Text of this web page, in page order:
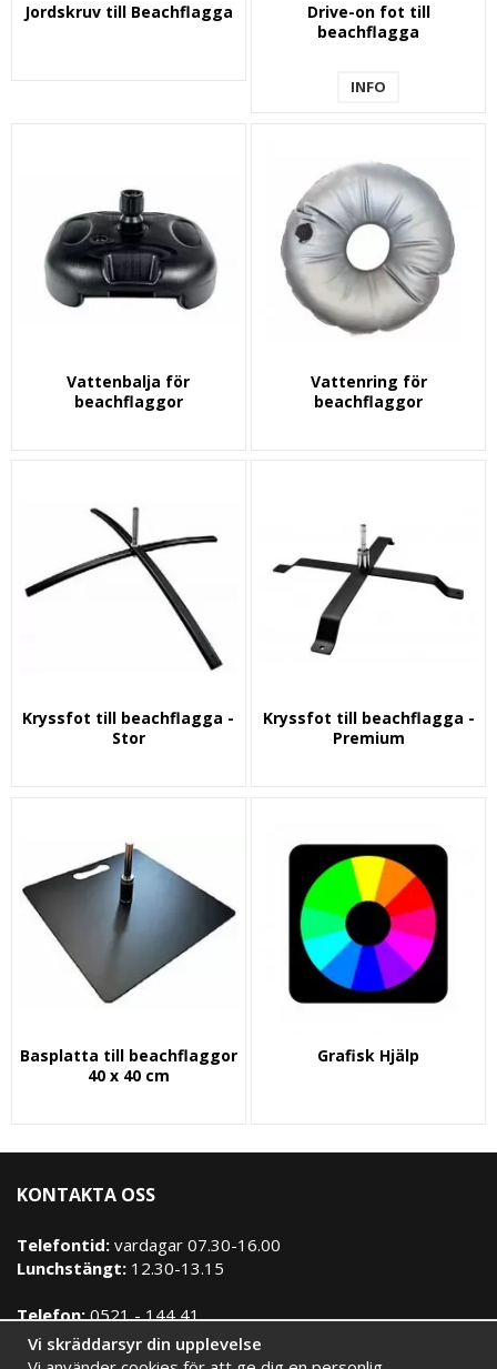
Jordskruv till Beachflagga
Drive-on fot till
beachflagga
INFO
Vattenbalja för
beachflaggor
Vattenring för
beachflaggor
Kryssfot till beachflagga -
Stor
Kryssfot till beachflagga -
Premium
Basplatta till beachflaggor
40 x 40 cm
Grafisk Hjälp
KONTAKTA OSS
Telefontid: vardagar 07.30-16.00
Lunchstängt: 12.30-13.15
Telefon:0521 - 144 41
E-post: info@signimport.se
Vi skräddarsyr din upplevelse